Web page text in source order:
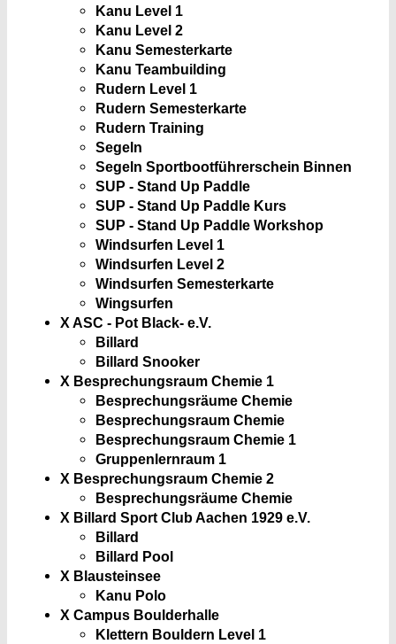
Kanu Level 1
Kanu Level 2
Kanu Semesterkarte
Kanu Teambuilding
Rudern Level 1
Rudern Semesterkarte
Rudern Training
Segeln
Segeln Sportbootführerschein Binnen
SUP - Stand Up Paddle
SUP - Stand Up Paddle Kurs
SUP - Stand Up Paddle Workshop
Windsurfen Level 1
Windsurfen Level 2
Windsurfen Semesterkarte
Wingsurfen
X ASC - Pot Black- e.V.
Billard
Billard Snooker
X Besprechungsraum Chemie 1
Besprechungsräume Chemie
Besprechungsraum Chemie
Besprechungsraum Chemie 1
Gruppenlernraum 1
X Besprechungsraum Chemie 2
Besprechungsräume Chemie
X Billard Sport Club Aachen 1929 e.V.
Billard
Billard Pool
X Blausteinsee
Kanu Polo
X Campus Boulderhalle
Klettern Bouldern Level 1